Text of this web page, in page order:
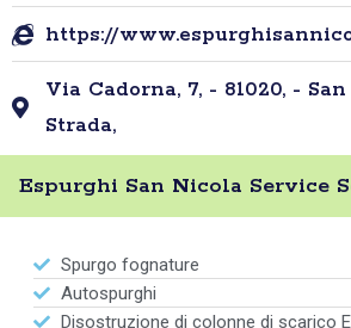
https://
Via Cadorna, 7, - 81020, -
Strada,
Espurghi San Nicola Service
Spurgo fognature
Autospurghi
Disostruzione di colonne di scarico